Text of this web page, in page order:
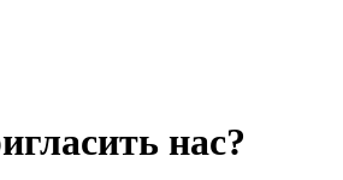
нас?